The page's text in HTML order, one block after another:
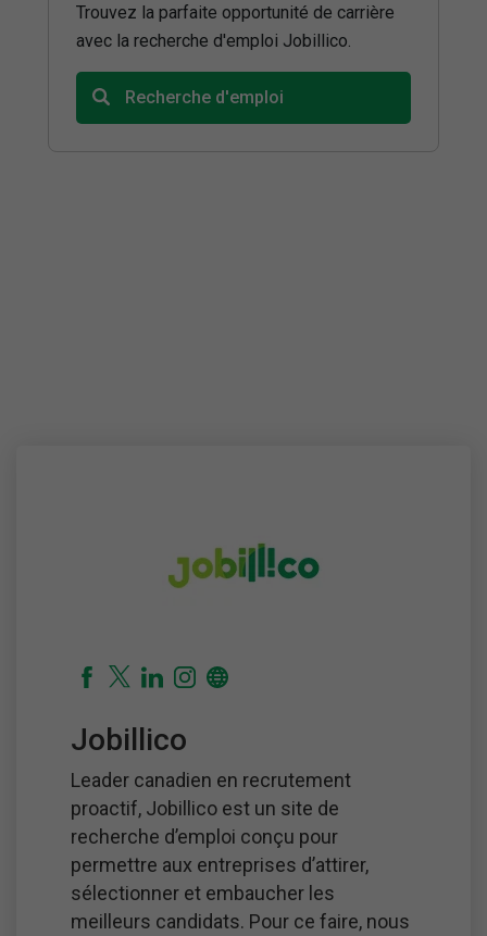
Trouvez la parfaite opportunité de carrière
avec la recherche d'emploi Jobillico.
Recherche d'emploi
Jobillico
Leader canadien en recrutement
proactif, Jobillico est un site de
recherche d’emploi conçu pour
permettre aux entreprises d’attirer,
sélectionner et embaucher les
meilleurs candidats. Pour ce faire, nous